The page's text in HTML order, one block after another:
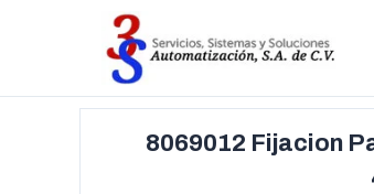
8069012 Fijacion